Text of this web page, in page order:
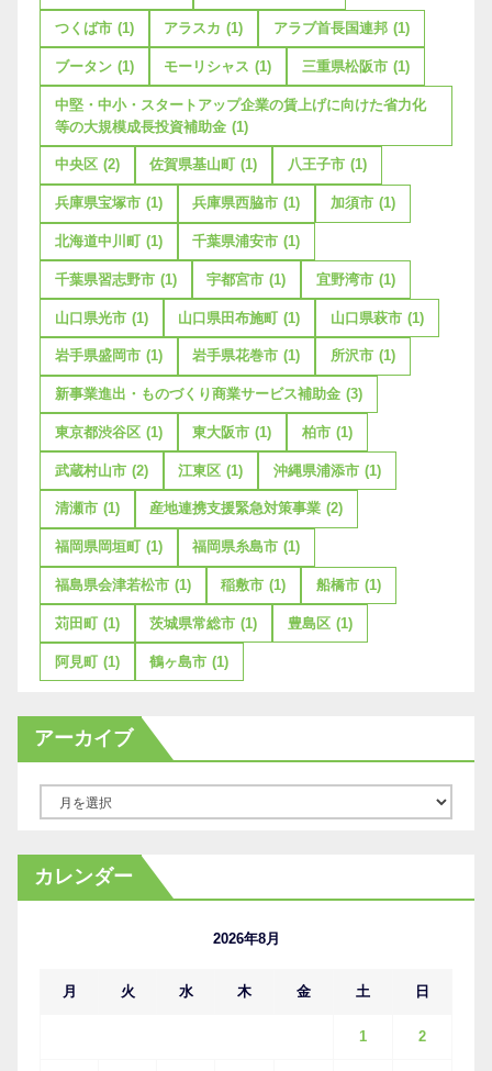
つくば市 (1) アラスカ (1) アラブ首長国連邦 (1)
ブータン (1) モーリシャス (1) 三重県松阪市 (1)
中堅・中小・スタートアップ企業の賃上げに向けた省力化
等の大規模成長投資補助金 (1)
中央区 (2) 佐賀県基山町 (1) 八王子市 (1)
兵庫県宝塚市 (1) 兵庫県西脇市 (1) 加須市 (1)
北海道中川町 (1) 千葉県浦安市 (1)
千葉県習志野市 (1) 宇都宮市 (1) 宜野湾市 (1)
山口県光市 (1) 山口県田布施町 (1) 山口県萩市 (1)
岩手県盛岡市 (1) 岩手県花巻市 (1) 所沢市 (1)
新事業進出・ものづくり商業サービス補助金 (3)
東京都渋谷区 (1) 東大阪市 (1) 柏市 (1)
武蔵村山市 (2) 江東区 (1) 沖縄県浦添市 (1)
清瀬市 (1) 産地連携支援緊急対策事業 (2)
福岡県岡垣町 (1) 福岡県糸島市 (1)
福島県会津若松市 (1) 稲敷市 (1) 船橋市 (1)
苅田町 (1) 茨城県常総市 (1) 豊島区 (1)
阿見町 (1) 鶴ヶ島市 (1)
アーカイブ
カ
イ
カレンダー
2026年8月
月 火 水 木 金 土 日
1 2